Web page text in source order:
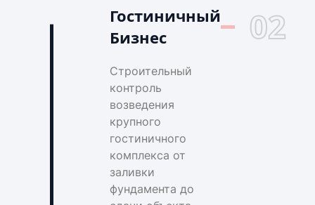
Гостиничный
Бизнес
02
Строительный
контроль
возведения
крупного
гостиничного
комплекса от
заливки
фундамента до